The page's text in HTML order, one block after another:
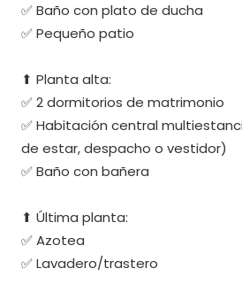
✅ Baño con plato de ducha
✅ Pequeño patio
⬆ Planta alta:
✅ 2 dormitorios de matrimonio
✅ Habitación central
de estar, despacho o vestidor)
✅ Baño con bañera
⬆ Última planta:
✅ Azotea
✅ Lavadero/trastero